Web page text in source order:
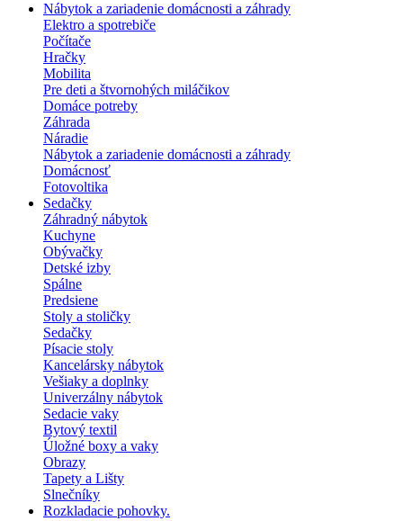
Nábytok a zariadenie domácnosti a záhrady
Elektro a spotrebiče
Počítače
Hračky
Mobilita
Pre deti a štvornohých miláčikov
Domáce potreby
Záhrada
Náradie
Nábytok a zariadenie domácnosti a záhrady
Domácnosť
Fotovoltika
Sedačky
Záhradný nábytok
Kuchyne
Obývačky
Detské izby
Spálne
Predsiene
Stoly a stoličky
Sedačky
Písacie stoly
Kancelársky nábytok
Vešiaky a doplnky
Univerzálny nábytok
Sedacie vaky
Bytový textil
Úložné boxy a vaky
Obrazy
Tapety a Lišty
Slnečníky
Rozkladacie pohovky.